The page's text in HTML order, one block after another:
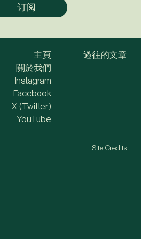
主頁
關於我們
過往的文章
Instagram
Facebook
X (Twitter)
YouTube
Site Credits